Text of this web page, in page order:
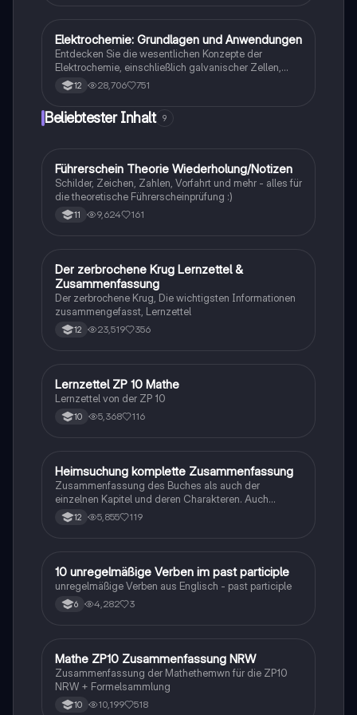
Vitaminen und Mineralstoffen. Ideal für die
Vorbereitung auf Klausuren im Fach Biologie.
Chemie
Elektrochemie: Grundlagen und Anwendungen
Entdecken Sie die wesentlichen Konzepte der
Elektrochemie, einschließlich galvanischer Zellen,
Elektrolyse, Redoxreaktionen und der Herstellung von
Aluminium. Diese Zusammenfassung bietet einen
elektrochemische Serien und die Funktionsweise von
12 28,706 751
Beliebtester Inhalt 9
Lerntipps
Führerschein Theorie Wiederholung/Notizen
Schilder, Zeichen, Zahlen, Vorfahrt und mehr - alles für
die theoretische Führerscheinprüfung :)
11 9,624 161
Deutsch
Der zerbrochene Krug Lernzettel &
Zusammenfassung
Der zerbrochene Krug, Die wichtigsten Informationen
zusammengefasst, Lernzettel
12 23,519 356
Mathe
Lernzettel ZP 10 Mathe
Lernzettel von der ZP 10
10 5,368 116
Deutsch
Heimsuchung komplette Zusammenfassung
Zusammenfassung des Buches als auch der
einzelnen Kapitel und deren Charakteren. Auch
tabellarisch. Im Unterricht ohne KI erstellt
12 5,855 119
1 Englisch
10 unregelmäßige Verben im past participle
unregelmäßige Verben aus Englisch - past participle
6 4,282 3
Mathe
Mathe ZP10 Zusammenfassung NRW
Zusammenfassung der Mathethemwn für die ZP10
NRW + Formelsammlung
10 10,199 518